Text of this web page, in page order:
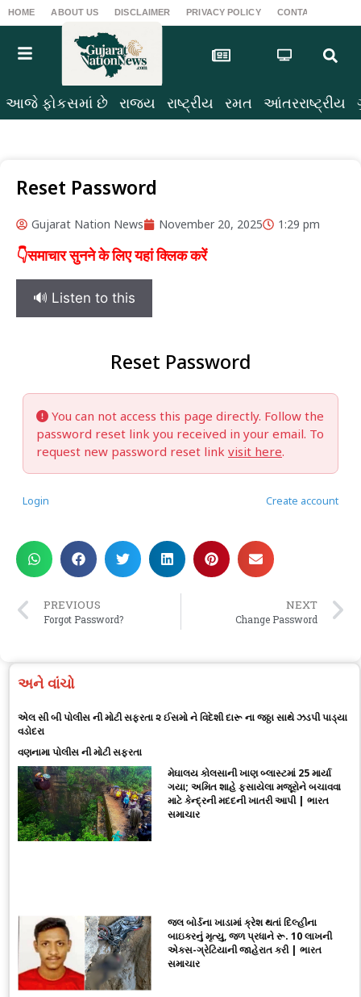
HOME ABOUT US DISCLAIMER PRIVACY POLICY CONTACT US
આજે ફોકસમાં છે રાજ્ય રાષ્ટ્રીય રમત આંતરરાષ્ટ્રીય
Reset Password
Gujarat Nation News November 20, 2025 1:29 pm
👇समाचार सुनने के लिए यहां क्लिक करें
🔊 Listen to this
Reset Password
You can not access this page directly. Follow the
password reset link you received in your email. To
request new password reset link visit here.
Login Create account
PREVIOUS
Forgot Password?
NEXT
Change Password
અને વાંચો
એલ સી બી પોલીસ ની મોટી સફરતા ૨ ઈસમો ને વિદેશી દારૂ ના જઠ્ઠા સાથે ઝડપી પાડ્યા
વડોદરા
વણનામા પોલીસ ની મોટી સફરતા
મેઘાલય કોલસાની ખાણ બ્લાસ્ટમાં 25 માર્યા
ગયા; અમિત શાહે ફસાયેલા મજૂરોને બચાવવા
માટે કેન્દ્રની મદદની ખાતરી આપી | ભારત
સમાચાર
જલ બોર્ડના ખાડામાં ક્રેશ થતાં દિલ્હીના
બાઇકરનું મૃત્યુ, જળ પ્રધાને રૂ. 10 લાખની
એક્સ-ગ્રેટિયાની જાહેરાત કરી | ભારત
સમાચાર